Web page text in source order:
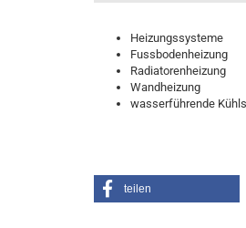
Heizungssysteme
Fussbodenheizung
Radiatorenheizung
Wandheizung
wasserführende
teilen